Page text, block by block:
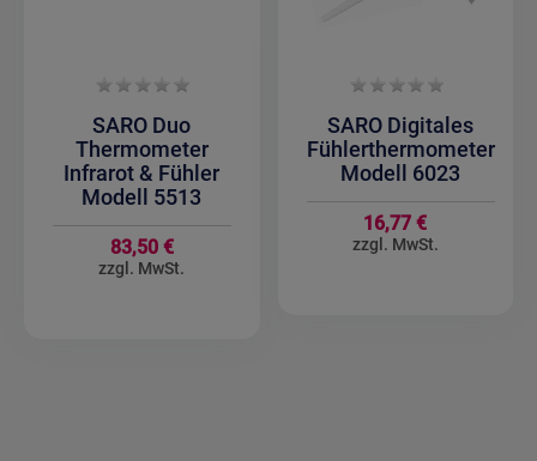
SARO Duo
Thermometer
Infrarot & Fühler
Modell 5513
83,50 €
SARO Digitales
Fühlerthermometer
Modell 6023
16,77 €